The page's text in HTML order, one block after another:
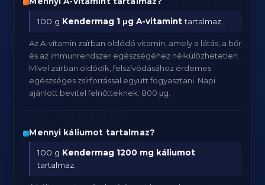
100 g Kendermag 1 μg A-vitaminttartalmaz.
Az A-vitamin zsírban oldódó vitamin, amely a látás, a bőr
és az immunrendszer egészségéhez nélkülözhetetlen.
Mivel zsírban oldódik, felszívódásához érdemes
egészséges zsírforrással együtt fogyasztani. Napi
ajánlott bevitel felnőtteknek: 800 μg.
Mennyi káliumot tartalmaz?
100 g Kendermag 1200 mg káliumot
tartalmaz.